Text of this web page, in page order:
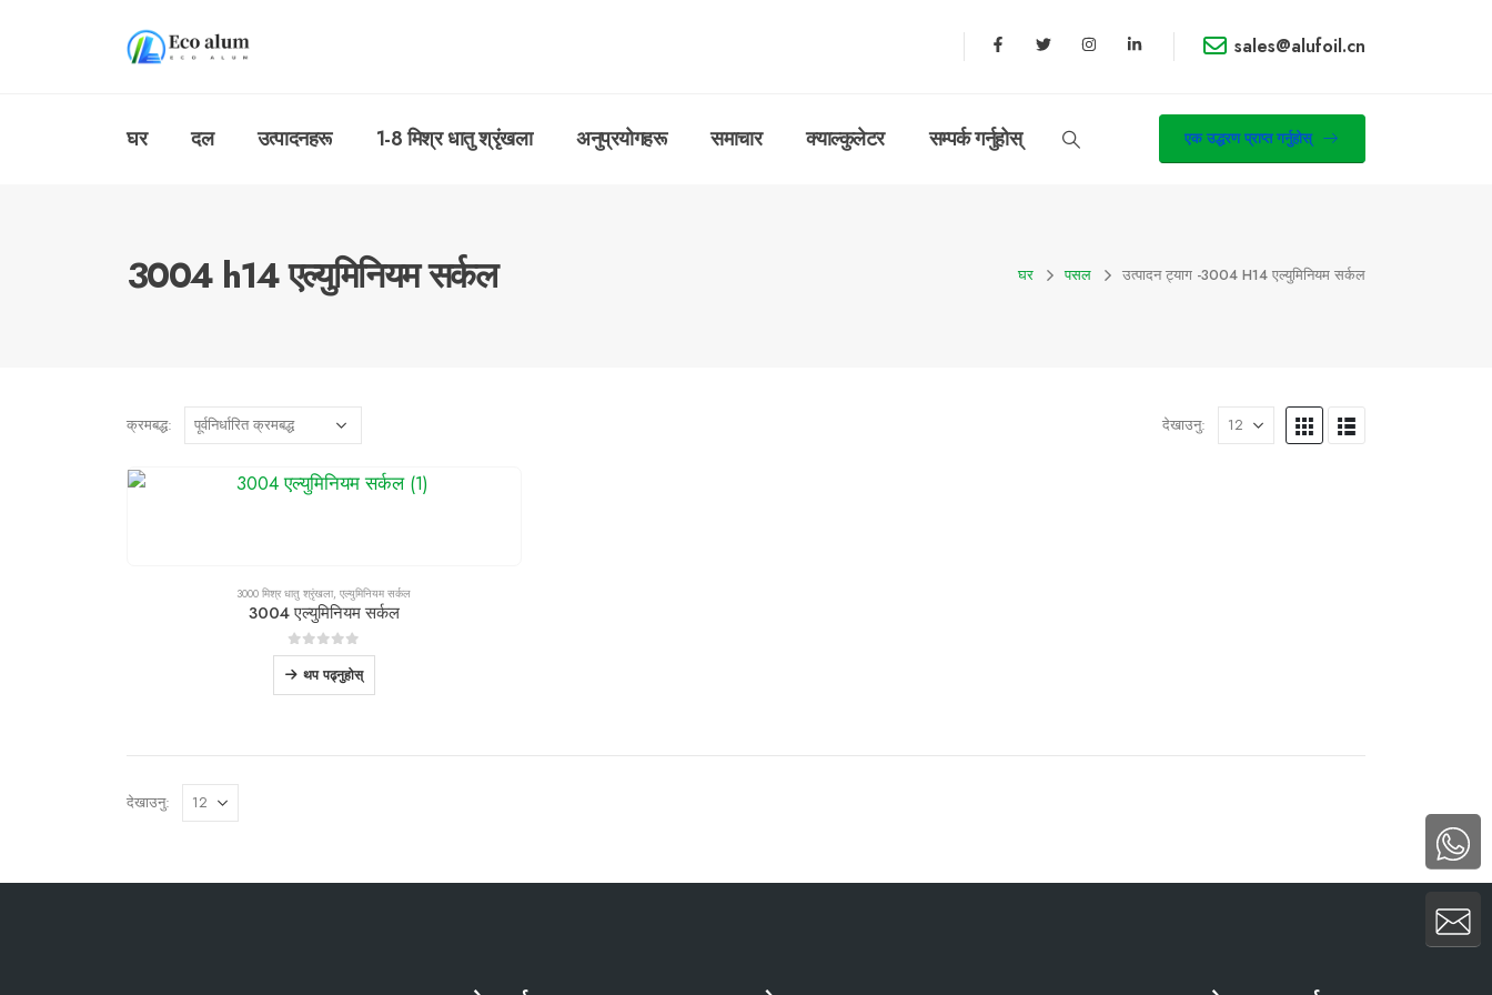
sales@alufoil.cn
घर दल उत्पादनहरू 1-8 मिश्र धातु श्रृंखला अनुप्रयोगहरू समाचार क्याल्कुलेटर सम्पर्क गर्नुहोस् एक उद्धरण प्राप्त गर्नुहोस्
3004 h14 एल्युमिनियम सर्कल घर पसल उत्पादन ट्याग -3004 H14 एल्युमिनियम सर्कल
क्रमबद्ध: देखाउनु:
3000 मिश्र धातु श्रृंखला,एल्युमिनियम सर्कल
3004 एल्युमिनियम सर्कल
0बाहिर 5
थप पढ्नुहोस्
देखाउनु: